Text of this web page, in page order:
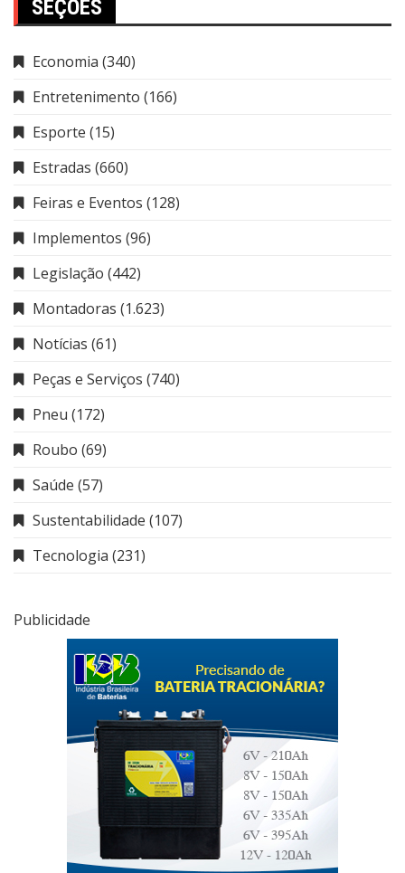
SEÇÕES
Economia (340)
Entretenimento (166)
Esporte (15)
Estradas (660)
Feiras e Eventos (128)
Implementos (96)
Legislação (442)
Montadoras (1.623)
Notícias (61)
Peças e Serviços (740)
Pneu (172)
Roubo (69)
Saúde (57)
Sustentabilidade (107)
Tecnologia (231)
Publicidade